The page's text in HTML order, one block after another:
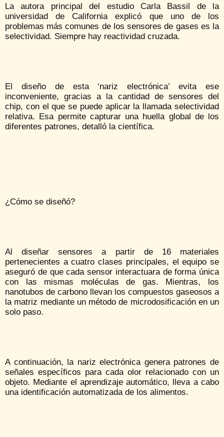
La autora principal del estudio Carla Bassil de la
universidad de California explicó que uno de los
problemas más comunes de los sensores de gases es la
selectividad. Siempre hay reactividad cruzada.
El diseño de esta ‘nariz electrónica’ evita ese
inconveniente, gracias a la cantidad de sensores del
chip, con el que se puede aplicar la llamada selectividad
relativa. Esa permite capturar una huella global de los
diferentes patrones, detalló la científica.
¿Cómo se diseñó?
Al diseñar sensores a partir de 16 materiales
pertenecientes a cuatro clases principales, el equipo se
aseguró de que cada sensor interactuara de forma única
con las mismas moléculas de gas. Mientras, los
nanotubos de carbono llevan los compuestos gaseosos a
la matriz mediante un método de microdosificación en un
solo paso.
A continuación, la nariz electrónica genera patrones de
señales específicos para cada olor relacionado con un
objeto. Mediante el aprendizaje automático, lleva a cabo
una identificación automatizada de los alimentos.